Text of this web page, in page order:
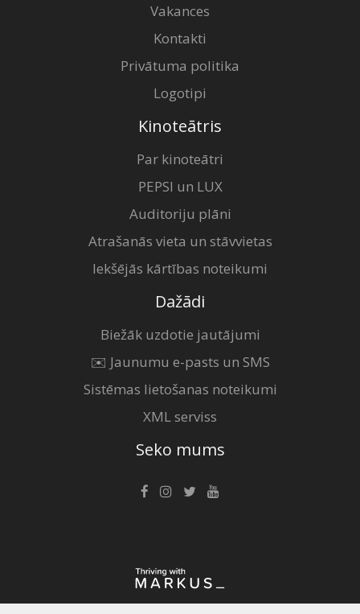
Vakances
Kontakti
Privātuma politika
Logotipi
Kinoteātris
Par kinoteātri
PEPSI un LUX
Auditoriju plāni
Atrašanās vieta un stāvvietas
Iekšējās kārtības noteikumi
Dažādi
Biežāk uzdotie jautājumi
✉️ Jaunumu e-pasts un SMS
Sistēmas lietošanas noteikumi
XML serviss
Seko mums